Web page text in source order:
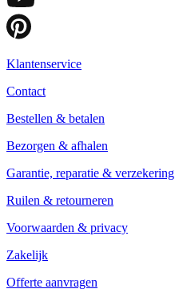
Klantenservice
Contact
Bestellen & betalen
Bezorgen & afhalen
Garantie, reparatie & verzekering
Ruilen & retourneren
Voorwaarden & privacy
Zakelijk
Offerte aanvragen